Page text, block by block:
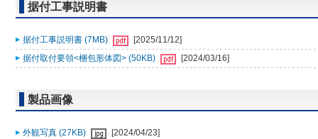
据付工事説明書
据付工事説明書 (7MB)
[2025/11/12]
据付取付要領<梱包形体図> (50KB)
[2024/03/16]
製品画像
外観写真 (27KB) [2024/04/23]